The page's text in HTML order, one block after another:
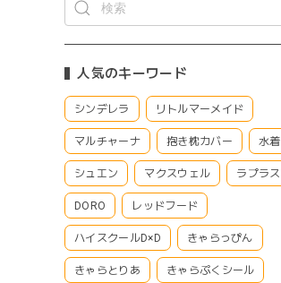
人気のキーワード
シンデレラ リトルマーメイド
マルチャーナ 抱き枕カバー 水着
シュエン マクスウェル ラプラス
DORO レッドフード
ハイスクールD×D きゃらっぴん
きゃらとりあ きゃらぷくシール